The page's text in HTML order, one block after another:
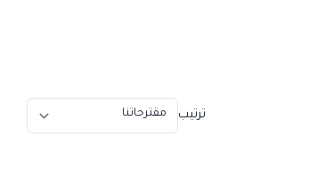
ترتيب